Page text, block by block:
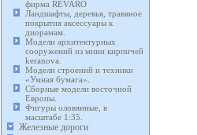
фирма REVARO
Ландшафты, деревья, травяное
покрытия аксессуары к
диорамам.
Модели архитектурных
сооружений из мини кирпичей
keranova.
Модели строений и техники
«Умная бумага».
Сборные модели восточной
Европы.
Фигуры оловянные, в
масштабе 1:35.
Железные дороги